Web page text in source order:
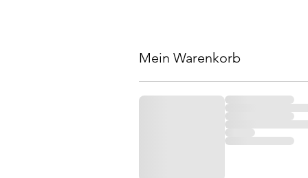
Mein Warenkorb